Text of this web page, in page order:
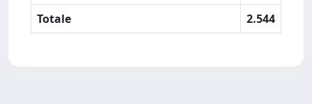
Totale 2.544